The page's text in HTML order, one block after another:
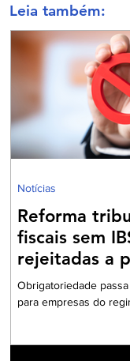
Leia também:
Reforma
fiscais sem
rejeitadas a
agosto
Obrigatoriedade
para empresas do
Notícias